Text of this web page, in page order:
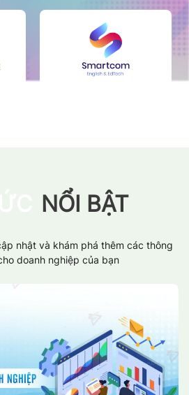
NỔI BẬT
nhật và khám phá thêm các thông
doanh nghiệp của bạn